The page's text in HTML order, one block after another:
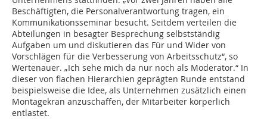
Beschäftigten, die Personalverantwortung tragen, ein
Kommunikationsseminar besucht. Seitdem verteilen die
Abteilungen in besagter Besprechung selbstständig
Aufgaben um und diskutieren das Für und Wider von
Vorschlägen für die Verbesserung von Arbeitsschutz“, so
Wertenauer. „Ich sehe mich da nur noch als Moderator.“ In
dieser von flachen Hierarchien geprägten Runde entstand
beispielsweise die Idee, als Unternehmen zusätzlich einen
Montagekran anzuschaffen, der Mitarbeiter körperlich
entlastet.